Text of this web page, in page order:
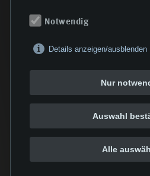
Tankkarte
Übernahme von
Notwendig
Details anzeigen/ausblenden
Nur
Auswahl
Alle